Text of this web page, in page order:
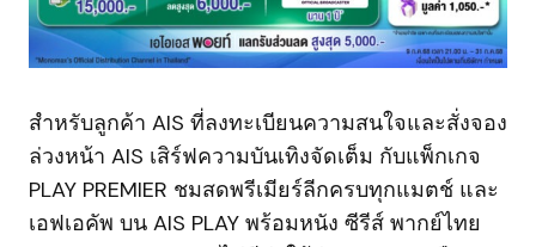
สำหรับลูกค้า AIS ที่ลงทะเบียนความสนใจและสั่งจอง
ล่วงหน้า AIS เสิร์ฟความบันเทิงจัดเต็ม กับแพ็กเกจ
PLAY PREMIER ชมสดพรีเมียร์ลีกครบทุกแมตช์ และ
เอฟเอคัพ บน AIS PLAY พร้อมหนัง ซีรีส์ พากย์ไทย